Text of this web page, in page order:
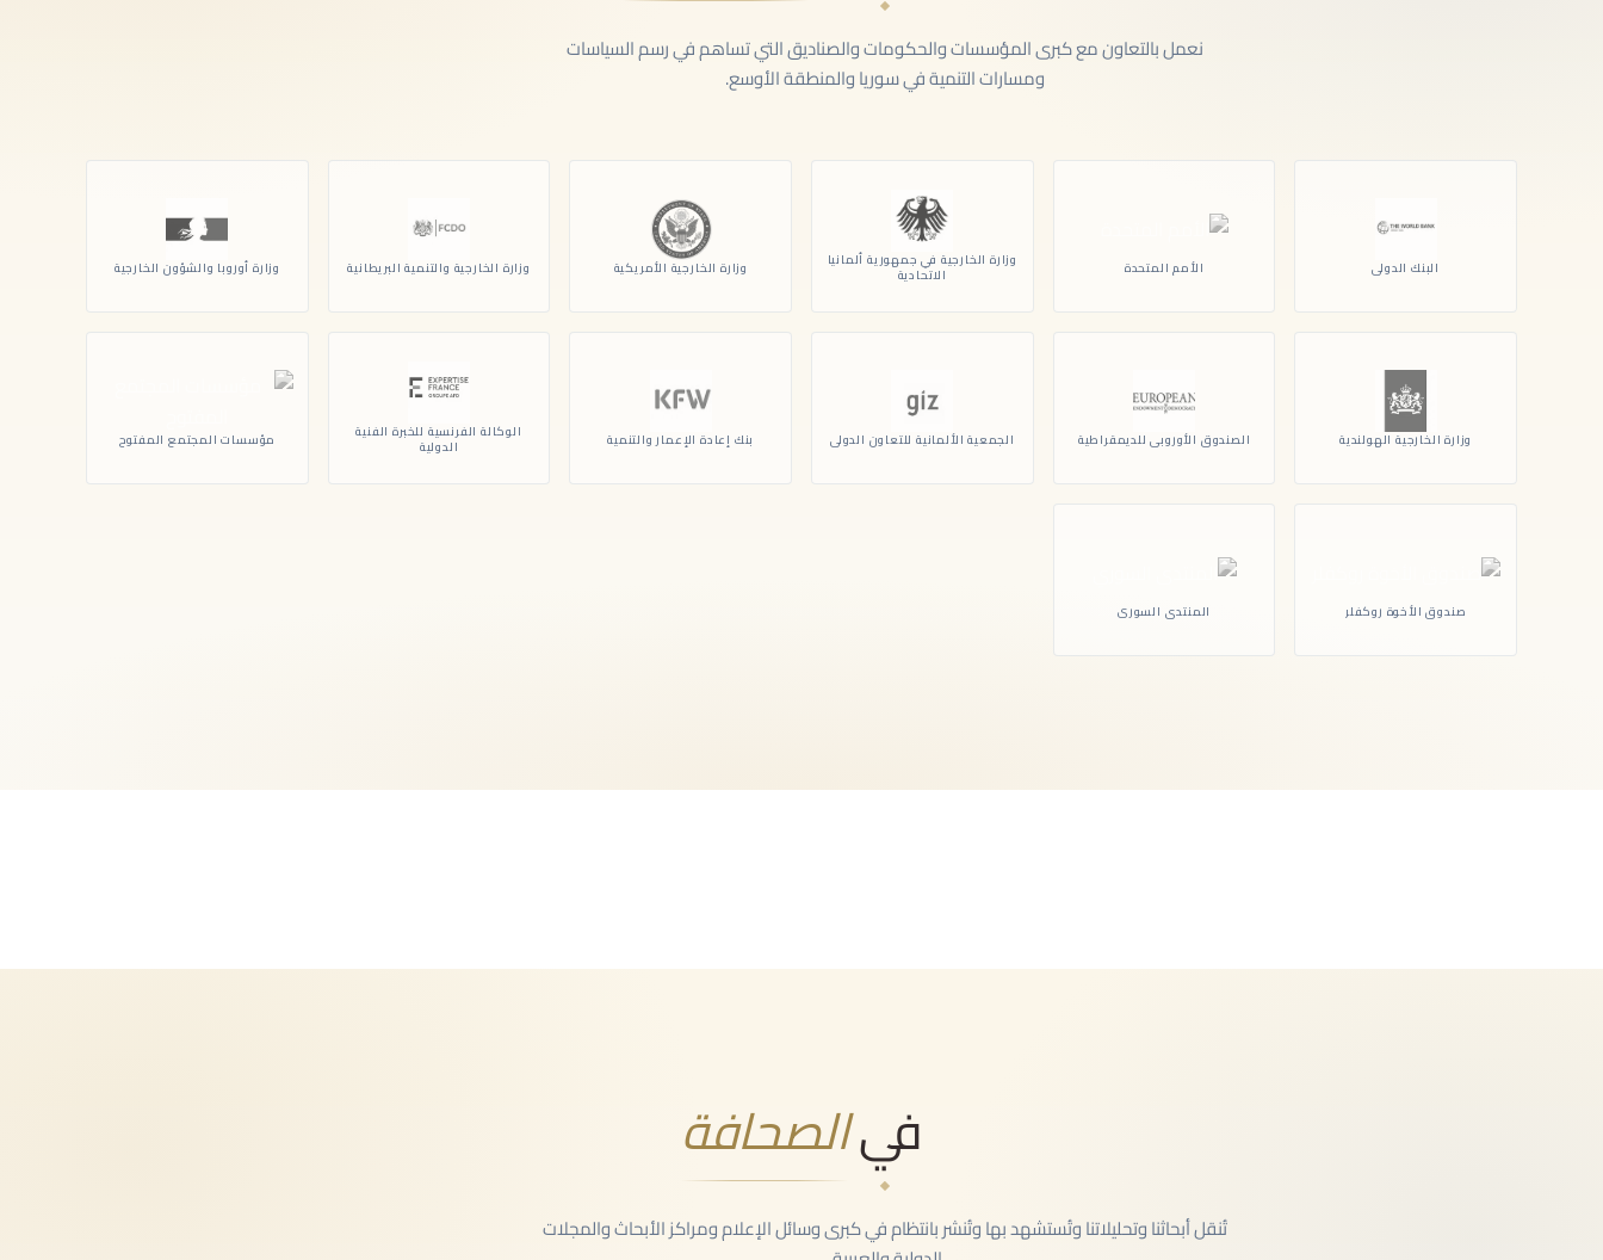
نعمل بالتعاون مع كبرى المؤسسات والحكومات والصناديق التي تساهم في رسم السياسات
ومسارات التنمية في سوريا والمنطقة الأوسع.
البنك الدولي الأمم المتحدة وزارة الخارجية في جمهورية ألمانيا
الاتحادية وزارة الخارجية الأمريكية وزارة الخارجية والتنمية البريطانية وزارة أوروبا والشؤون الخارجية
وزارة الخارجية الهولندية الصندوق الأوروبي للديمقراطية الجمعية الألمانية للتعاون الدولي بنك إعادة الإعمار والتنمية الوكالة الفرنسية للخبرة الفنية
الدولية مؤسسات المجتمع المفتوح
صندوق الأخوة روكفلر المنتدى السوري
فيالصحافة
تُنقل أبحاثنا وتحليلاتنا وتُستشهد بها وتُنشر بانتظام في كبرى وسائل الإعلام ومراكز الأبحاث والمجلات